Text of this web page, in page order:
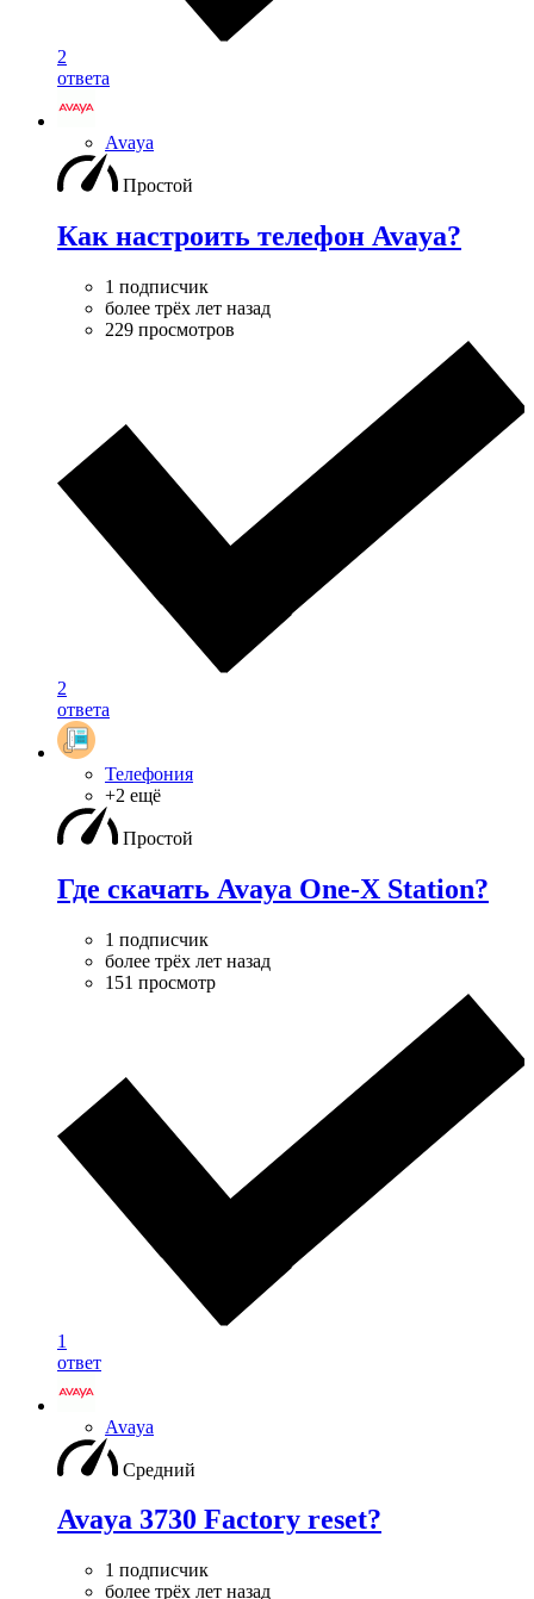
2
ответа
Avaya
Простой
Как настроить телефон Avaya?
1 подписчик
более трёх лет назад
229 просмотров
2
ответа
Телефония
+2 ещё
Простой
Где скачать Avaya One-X Station?
1 подписчик
более трёх лет назад
151 просмотр
1
ответ
Avaya
Средний
Avaya 3730 Factory reset?
1 подписчик
более трёх лет назад